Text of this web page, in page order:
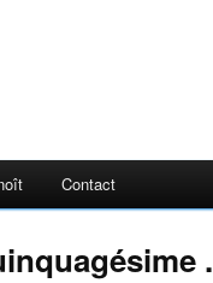
Contact
.